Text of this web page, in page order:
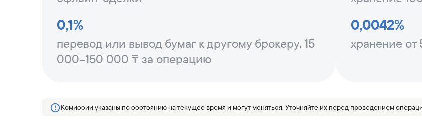
0,1%
перевод или вывод бумаг к другому брокеру. 15
000–150 000 ₸ за операцию
0,0042%
хранение
Комиссии указаны по состоянию на текущее время и могут меняться. Уточняйте их перед проведением